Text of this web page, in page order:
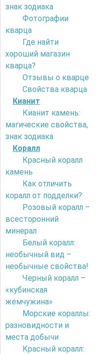
знак зодиака
Фотографии
кварца
Где найти
хороший магазин
кварца?
Отзывы о кварце
Свойства кварца
Кианит
Кианит камень:
магические свойства,
знак зодиака
Коралл
Красный коралл
камень
Как отличить
коралл от подделки?
Розовый коралл –
всесторонний
минерал
Белый коралл:
необычный вид –
необычные свойства!
Черный коралл –
«кубинская
жемчужина»
Морские кораллы:
разновидности и
места добычи
Красный коралл: